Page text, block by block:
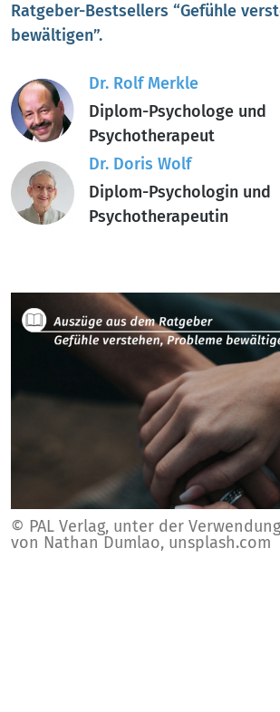
Ratgeber-Bestsellers “Gefühle
bewältigen”.
Dr. Rolf Merkle
Diplom-Psychologe und
Psychotherapeut
Dr. Doris Wolf
Diplom-Psychologin und
Psychotherapeutin
© PAL Verlag, unter der
von Nathan Dumlao, unsplash.com